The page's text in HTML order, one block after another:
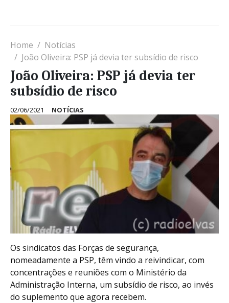
Home
Notícias
João Oliveira: PSP já devia ter subsídio de risco
João Oliveira: PSP já devia ter
subsídio de risco
02/06/2021 NOTÍCIAS
Os sindicatos das Forças de segurança,
nomeadamente a PSP, têm vindo a reivindicar, com
concentrações e reuniões com o Ministério da
Administração Interna, um subsídio de risco, ao invés
do suplemento que agora recebem.